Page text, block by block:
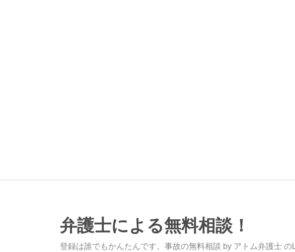
弁護士による無料相談！
登録は誰でもかんたんです。事故の無料相談 by アトム弁護士